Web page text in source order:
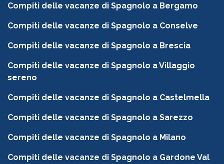
Compiti delle vacanze di Spagnolo a Bergamo
Compiti delle vacanze di Spagnolo a Conselve
Compiti delle vacanze di Spagnolo a Brescia
Compiti delle vacanze di Spagnolo a Villaggio
sereno
Compiti delle vacanze di Spagnolo a Castelmella
Compiti delle vacanze di Spagnolo a Sarezzo
Compiti delle vacanze di Spagnolo a Milano
Compiti delle vacanze di Spagnolo a Gardone Val